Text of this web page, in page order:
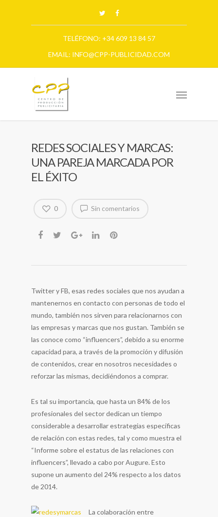
TELÉFONO: +34 609 13 84 57
EMAIL: INFO@CPP-PUBLICIDAD.COM
REDES SOCIALES Y MARCAS:
UNA PAREJA MARCADA POR
EL ÉXITO
Sin comentarios
0
Twitter y FB, esas redes sociales que nos ayudan a
mantenernos en contacto con personas de todo el
mundo, también nos sirven para relacionarnos con
las empresas y marcas que nos gustan. También se
las conoce como “influencers”, debido a su enorme
capacidad para, a través de la promoción y difusión
de contenidos, crear en nosotros necesidades o
reforzar las mismas, decidiéndonos a comprar.
Es tal su importancia, que hasta un 84% de los
profesionales del sector dedican un tiempo
considerable a desarrollar estrategias específicas
de relación con estas redes, tal y como muestra el
“Informe sobre el estatus de las relaciones con
influencers”, llevado a cabo por Augure. Esto
supone un aumento del 24% respecto a los datos
de 2014.
La colaboración entre